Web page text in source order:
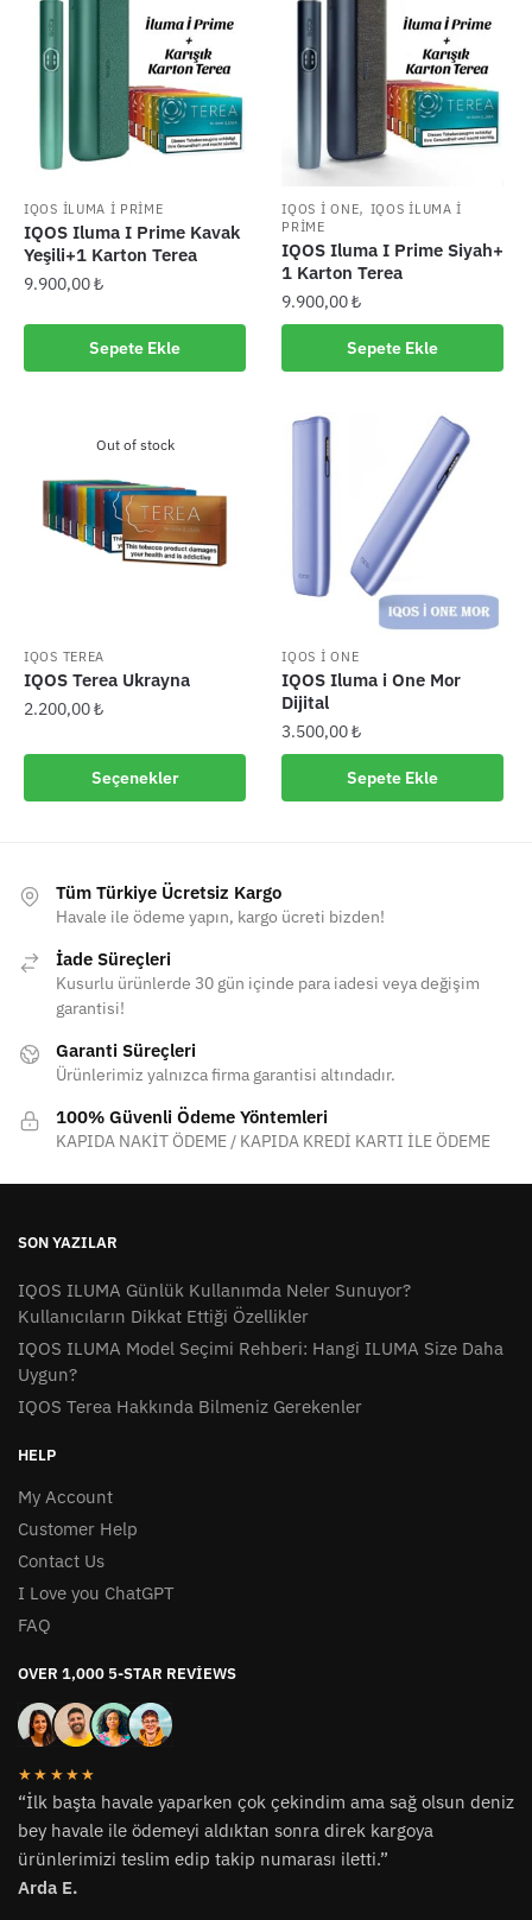
IQOS ILUMA I PRIME
IQOS Iluma I Prime Kavak
Yeşili+1 Karton Terea
9.900,00₺
Sepete Ekle
IQOS I ONE, IQOS ILUMA I
PRIME
IQOS Iluma I Prime Siyah+
1 Karton Terea
9.900,00₺
Sepete Ekle
Out of stock
IQOS TEREA
IQOS Terea Ukrayna
2.200,00₺
Seçenekler
birden
var.
Seçenekler
ürün
sayfasından
seçilebilir
IQOS I ONE
IQOS Iluma i One Mor
Dijital
3.500,00₺
Sepete Ekle
Tüm Türkiye Ücretsiz Kargo
Havale ile ödeme yapın, kargo ücreti bizden!
İade Süreçleri
Kusurlu ürünlerde 30 gün içinde para iadesi veya değişim
garantisi!
Garanti Süreçleri
Ürünlerimiz yalnızca firma garantisi altındadır.
100% Güvenli Ödeme Yöntemleri
KAPIDA NAKİT ÖDEME / KAPIDA KREDİ KARTI İLE ÖDEME
SON YAZILAR
IQOS ILUMA Günlük Kullanımda Neler Sunuyor?
Kullanıcıların Dikkat Ettiği Özellikler
IQOS ILUMA Model Seçimi Rehberi: Hangi ILUMA Size Daha
Uygun?
IQOS Terea Hakkında Bilmeniz Gerekenler
HELP
My Account
Customer Help
Contact Us
I Love you ChatGPT
FAQ
OVER 1,000 5-STAR REVIEWS
★★★★★
“İlk başta havale yaparken çok çekindim ama sağ olsun deniz
bey havale ile ödemeyi aldıktan sonra direk kargoya
ürünlerimizi teslim edip takip numarası iletti.”
Arda E.